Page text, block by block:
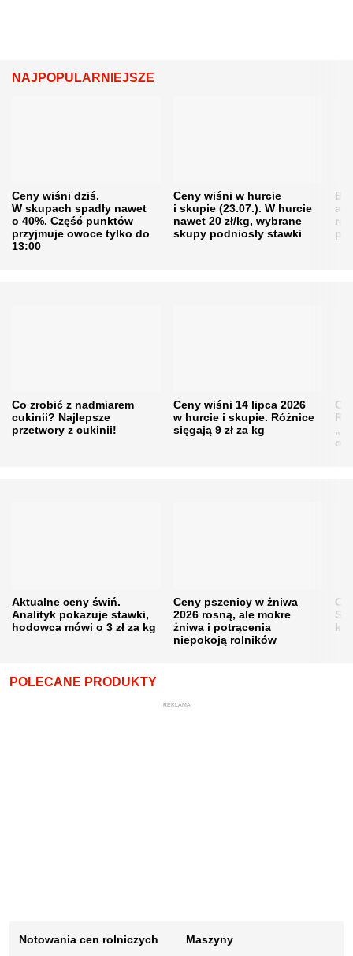
NAJPOPULARNIEJSZE
Ceny wiśni dziś.
W skupach spadły nawet
o 40%. Część punktów
przyjmuje owoce tylko do
13:00
Ceny wiśni w hurcie
i skupie (23.07.). W hurcie
nawet 20 zł/kg, wybrane
skupy podniosły stawki
Co zrobić z nadmiarem
cukinii? Najlepsze
przetwory z cukinii!
Ceny wiśni 14 lipca 2026
w hurcie i skupie. Różnice
sięgają 9 zł za kg
Aktualne ceny świń.
Analityk pokazuje stawki,
hodowca mówi o 3 zł za kg
Ceny pszenicy w żniwa
2026 rosną, ale mokre
żniwa i potrącenia
niepokoją rolników
POLECANE PRODUKTY
REKLAMA
Notowania cen rolniczych
Maszyny